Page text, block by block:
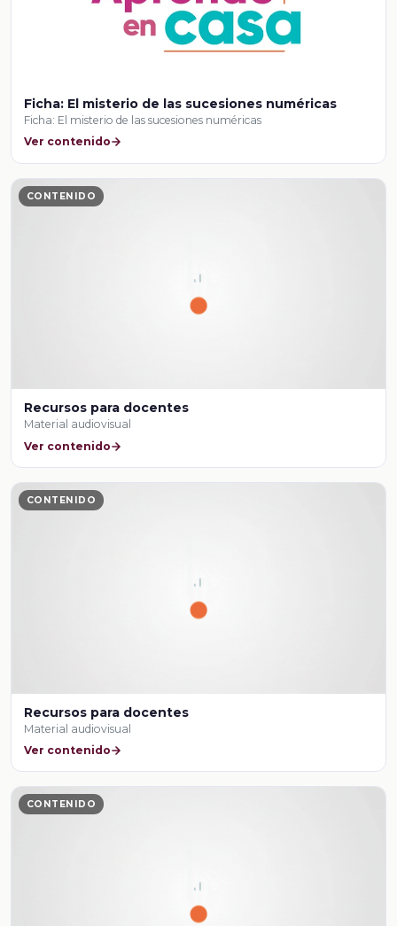
Ficha: El misterio de las sucesiones numéricas
Ficha: El misterio de las sucesiones numéricas
Ver contenido
CONTENIDO
Recursos para docentes
Material audiovisual
Ver contenido
CONTENIDO
Recursos para docentes
Material audiovisual
Ver contenido
CONTENIDO